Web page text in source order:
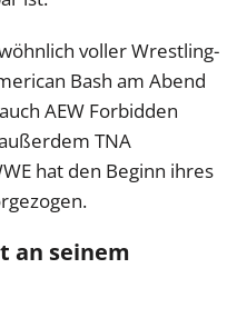
voller Wrestling-
Bash am Abend
AEW Forbidden
TNA
hat den Beginn ihres
an seinem